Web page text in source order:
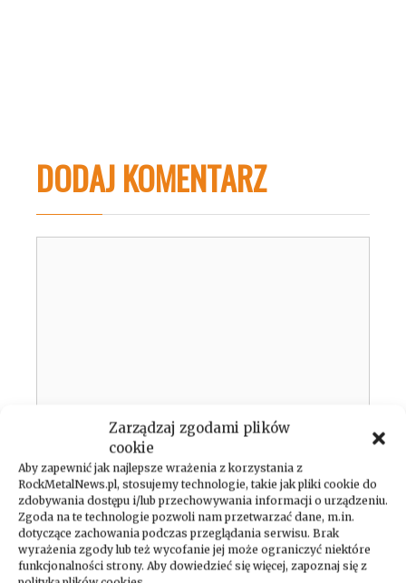
Zarządzaj zgodami plików
cookie
Aby zapewnić jak najlepsze wrażenia z korzystania z
RockMetalNews.pl, stosujemy technologie, takie jak pliki cookie do
zdobywania dostępu i/lub przechowywania informacji o urządzeniu.
Zgoda na te technologie pozwoli nam przetwarzać dane, m.in.
dotyczące zachowania podczas przeglądania serwisu. Brak
wyrażenia zgody lub też wycofanie jej może ograniczyć niektóre
funkcjonalności strony. Aby dowiedzieć się więcej, zapoznaj się z
DODAJ KOMENTARZ
Nazwa
E-
mail